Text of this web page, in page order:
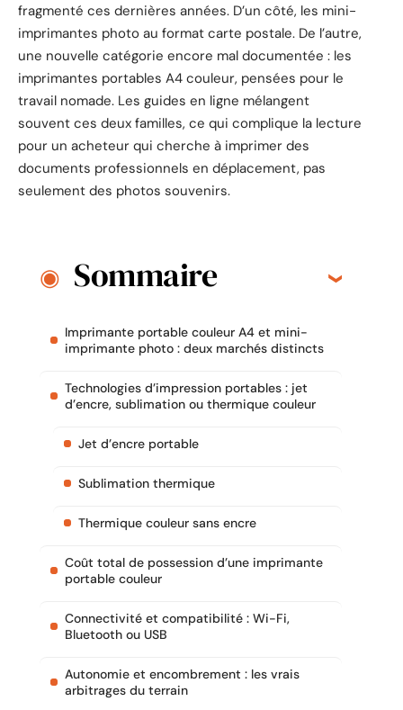
fragmenté ces dernières années. D’un côté, les mini-
imprimantes photo au format carte postale. De l’autre,
une nouvelle catégorie encore mal documentée : les
imprimantes portables A4 couleur, pensées pour le
travail nomade. Les guides en ligne mélangent
souvent ces deux familles, ce qui complique la lecture
pour un acheteur qui cherche à imprimer des
documents professionnels en déplacement, pas
seulement des photos souvenirs.
Sommaire
Imprimante portable couleur A4 et mini-
imprimante photo : deux marchés distincts
Technologies d’impression portables : jet
d’encre, sublimation ou thermique couleur
Jet d’encre portable
Sublimation thermique
Thermique couleur sans encre
Coût total de possession d’une imprimante
portable couleur
Connectivité et compatibilité : Wi-Fi,
Bluetooth ou USB
Autonomie et encombrement : les vrais
arbitrages du terrain